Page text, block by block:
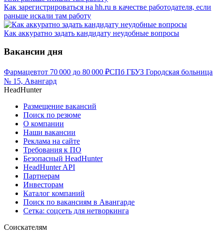
Как зарегистрироваться на hh.ru в качестве работодателя, если
раньше искали там работу
Как аккуратно задать кандидату неудобные вопросы
Вакансии дня
Фармацевтот 70 000 до 80 000 ₽СПб ГБУЗ Городская больница
№ 15, Авангард
HeadHunter
Размещение вакансий
Поиск по резюме
О компании
Наши вакансии
Реклама на сайте
Требования к ПО
Безопасный HeadHunter
HeadHunter API
Партнерам
Инвесторам
Каталог компаний
Поиск по вакансиям в Авангарде
Сетка: соцсеть для нетворкинга
Соискателям